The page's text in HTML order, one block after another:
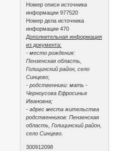
Номер описи источника
информации 977520
Номер дела источника
информации 470
Дополнительная информация
из документа:
- место рождения:
Пензенская область,
Голицинский район, село
Синцево;
- родственники: мать -
Черноусова Ефросинья
Ивановна;
- адрес места жительства
родственников: Пензенская
область, Голицинский район,
село Синцево.
300912098